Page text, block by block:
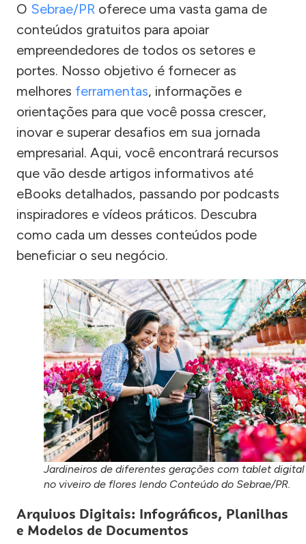
O Sebrae/PR oferece uma vasta gama de
conteúdos gratuitos para apoiar
empreendedores de todos os setores e
portes. Nosso objetivo é fornecer as
melhores ferramentas, informações e
orientações para que você possa crescer,
inovar e superar desafios em sua jornada
empresarial. Aqui, você encontrará recursos
que vão desde artigos informativos até
eBooks detalhados, passando por podcasts
inspiradores e vídeos práticos. Descubra
como cada um desses conteúdos pode
beneficiar o seu negócio.
Jardineiros de diferentes gerações com tablet digital
no viveiro de flores lendo Conteúdo do Sebrae/PR.
Arquivos Digitais: Infográficos, Planilhas
e Modelos de Documentos